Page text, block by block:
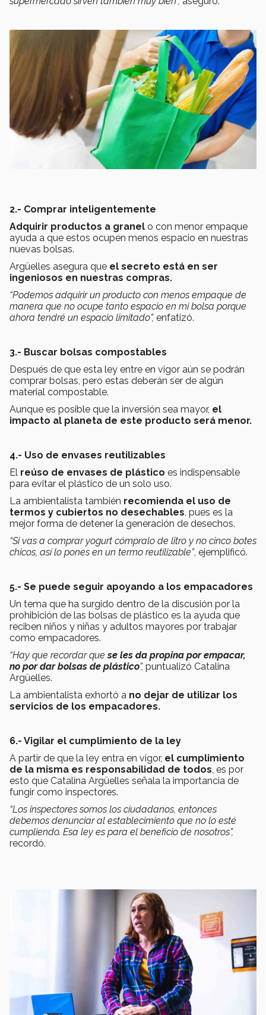
2.- Comprar inteligentemente
Adquirir productos a granel o con menor empaque
ayuda a que estos ocupen menos espacio en nuestras
nuevas bolsas.
Argüelles asegura que el secreto está en ser
ingeniosos en nuestras compras.
“Podemos adquirir un producto con menos empaque de
manera que no ocupe tanto espacio en mi bolsa porque
ahora tendré un espacio limitado”, enfatizó.
3.- Buscar bolsas compostables
Después de que esta ley entre en vigor aún se podrán
comprar bolsas, pero estas deberán ser de algún
material compostable.
Aunque es posible que la inversión sea mayor, el
impacto al planeta de este producto será menor.
4.- Uso de envases reutilizables
El reúso de envases de plástico es indispensable
para evitar el plástico de un solo uso.
La ambientalista también recomienda el uso de
termos y cubiertos no desechables , pues es la
mejor forma de detener la generación de desechos.
“Si vas a comprar yogurt cómpralo de litro y no cinco botes
chicos, así lo pones en un termo reutilizable”, ejemplificó.
5.- Se puede seguir apoyando a los empacadores
Un tema que ha surgido dentro de la discusión por la
prohibición de las bolsas de plástico es la ayuda que
reciben niños y niñas y adultos mayores por trabajar
como empacadores.
“Hay que recordar quese les da propina por empacar,
no por dar bolsas de plástico”, puntualizó Catalina
Argüelles.
La ambientalista exhortó a no dejar de utilizar los
servicios de los empacadores.
6.- Vigilar el cumplimiento de la ley
A partir de que la ley entra en vigor, el cumplimiento
de la misma es responsabilidad de todos , es por
esto que Catalina Argüelles señala la importancia de
fungir como inspectores.
“Los inspectores somos los ciudadanos, entonces
debemos denunciar al establecimiento que no lo esté
cumpliendo. Esa ley es para el beneficio de nosotros”,
recordó.